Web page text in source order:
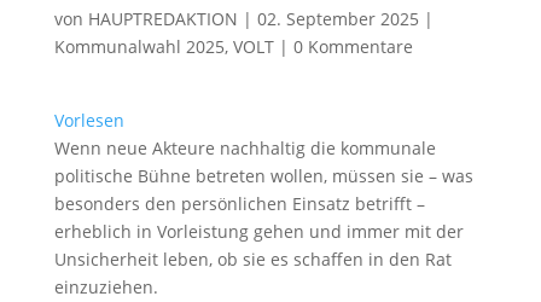
von HAUPTREDAKTION | 02. September 2025 |
Kommunalwahl 2025, VOLT| 0 Kommentare
Vorlesen
Wenn neue Akteure nachhaltig die kommunale
politische Bühne betreten wollen, müssen sie – was
besonders den persönlichen Einsatz betrifft –
erheblich in Vorleistung gehen und immer mit der
Unsicher­heit leben, ob sie es schaffen in den Rat
einzuziehen.